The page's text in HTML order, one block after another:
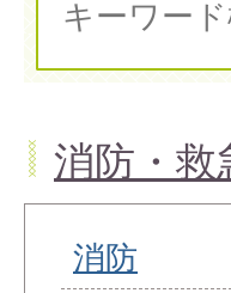
消防・救
消防